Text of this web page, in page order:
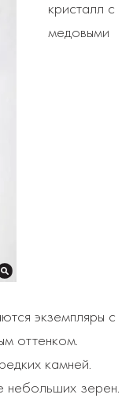
кристалл с
медовыми
экземпляры с
оттенком.
камней.
небольших зерен.